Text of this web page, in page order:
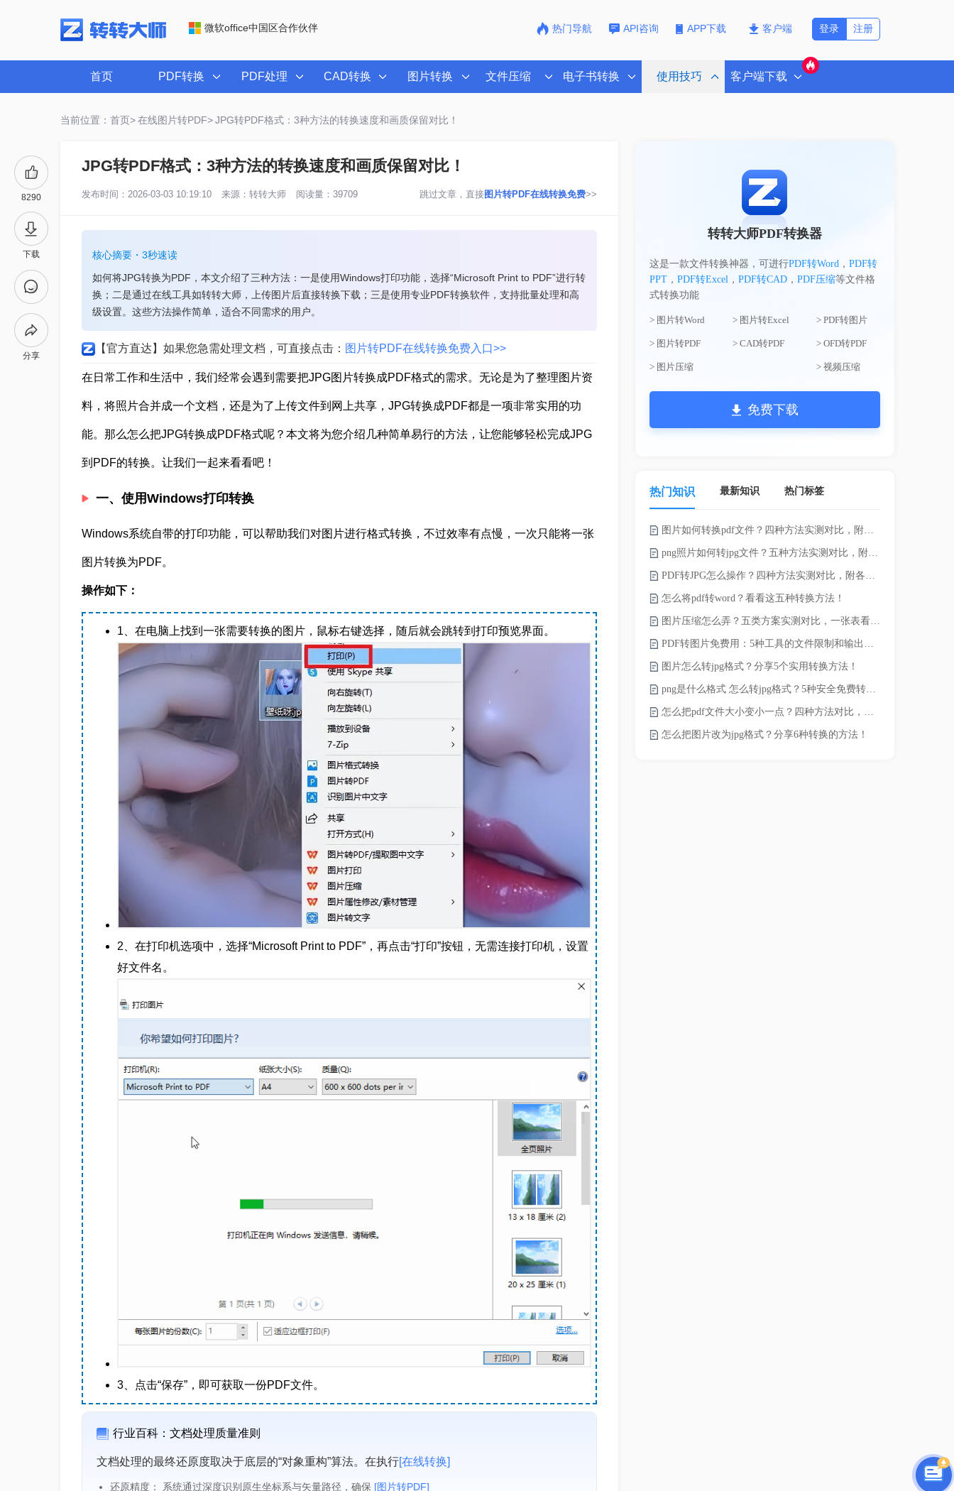
微软office中国区合作伙伴 热门导航 API咨询 APP下载 客户端 注册
登录
首页 PDF转换 PDF处理 CAD转换 图片转换 文件压缩 电子书转换 使用技巧 客户端下载
当前位置：首页> 在线图片转PDF> JPG转PDF格式：3种方法的转换速度和画质保留对比！
8290
下载
分享
JPG转PDF格式：3种方法的转换速度和画质保留对比！
发布时间：2026-03-03 10:19:10 来源： 转转大师 阅读量：39709 跳过文章，直接图片转PDF在线转换免费>>
核心摘要・3秒速读
如何将JPG转换为PDF，本文介绍了三种方法：一是使用Windows打印功能，选择“Microsoft Print to PDF”进行转
换；二是通过在线工具如转转大师，上传图片后直接转换下载；三是使用专业PDF转换软件，支持批量处理和高
级设置。这些方法操作简单，适合不同需求的用户。
【官方直达】如果您急需处理文档，可直接点击： 图片转PDF在线转换免费入口>>
在日常工作和生活中，我们经常会遇到需要把JPG图片转换成PDF格式的需求。无论是为了整理图片资
料，将照片合并成一个文档，还是为了上传文件到网上共享，JPG转换成PDF都是一项非常实用的功
能。那么怎么把JPG转换成PDF格式呢？本文将为您介绍几种简单易行的方法，让您能够轻松完成JPG
到PDF的转换。让我们一起来看看吧！
一、使用Windows打印转换
Windows系统自带的打印功能，可以帮助我们对图片进行格式转换，不过效率有点慢，一次只能将一张
图片转换为PDF。
操作如下：
1、在电脑上找到一张需要转换的图片，鼠标右键选择，随后就会跳转到打印预览界面。
2、在打印机选项中，选择“Microsoft Print to PDF”，再点击“打印”按钮，无需连接打印机，设置
好文件名。
3、点击“保存”，即可获取一份PDF文件。
行业百科：文档处理质量准则
文档处理的最终还原度取决于底层的“对象重构”算法。在执行[在线转换]
还原精度： 系统通过深度识别原生坐标系与矢量路径，确保 [图片转PDF]
转转大师PDF转换器
这是一款文件转换神器，可进行PDF转Word， PDF转
PPT， PDF转Excel， PDF转CAD， PDF压缩等文件格
式转换功能
> 图片转Word > 图片转Excel > PDF转图片
> 图片转PDF > CAD转PDF > OFD转PDF
> 图片压缩 > 视频压缩
免费下载
热门知识 最新知识 热门标签
图片如何转换pdf文件？四种方法实测对比，附各场景最优选！
png照片如何转jpg文件？五种方法实测对比，附各场景最优选!！
PDF转JPG怎么操作？四种方法实测对比，附各场景最优选！
怎么将pdf转word？看看这五种转换方法！
图片压缩怎么弄？五类方案实测对比，一张表看懂怎么选！
PDF转图片免费用：5种工具的文件限制和输出质量对比！
图片怎么转jpg格式？分享5个实用转换方法！
png是什么格式 怎么转jpg格式？5种安全免费转换方法全解析！
怎么把pdf文件大小变小一点？四种方法对比，一看就懂！
怎么把图片改为jpg格式？分享6种转换的方法！